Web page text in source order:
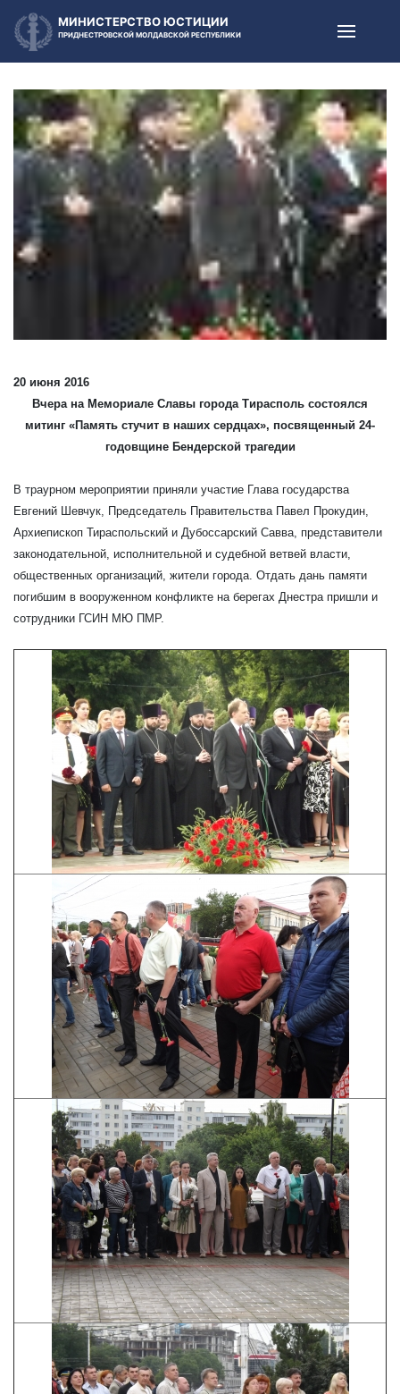
МИНИСТЕРСТВО ЮСТИЦИИ
ПРИДНЕСТРОВСКОЙ МОЛДАВСКОЙ РЕСПУБЛИКИ
20 июня 2016
Вчера на Мемориале Славы города Тирасполь состоялся
митинг «Память стучит в наших сердцах», посвященный 24-
годовщине Бендерской трагедии
В траурном мероприятии приняли участие Глава государства
Евгений Шевчук, Председатель Правительства Павел Прокудин,
Архиепископ Тираспольский и Дубоссарский Савва, представители
законодательной, исполнительной и судебной ветвей власти,
общественных организаций, жители города. Отдать дань памяти
погибшим в вооруженном конфликте на берегах Днестра пришли и
сотрудники ГСИН МЮ ПМР.